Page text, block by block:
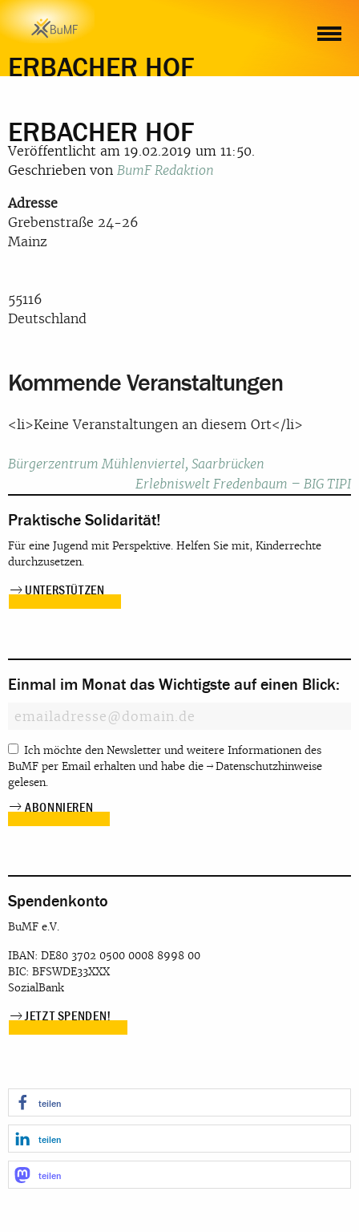
ERBACHER HOF
ERBACHER HOF
Veröffentlicht am 19.02.2019 um 11:50.
Geschrieben von BumF Redaktion
Adresse
Grebenstraße 24-26
Mainz
55116
Deutschland
Kommende Veranstaltungen
<li>Keine Veranstaltungen an diesem Ort</li>
Beitragsnavigation
Bürgerzentrum Mühlenviertel, Saarbrücken
Erlebniswelt Fredenbaum – BIG TIPI
Praktische Solidarität!
Für eine Jugend mit Perspektive. Helfen Sie mit, Kinderrechte
durchzusetzen.
UNTERSTÜTZEN
Einmal im Monat das Wichtigste auf einen Blick:
Ich möchte den Newsletter und weitere Informationen des
BuMF per Email erhalten und habe die
Datenschutzhinweise
gelesen.
Spendenkonto
BuMF e.V.
IBAN: DE80 3702 0500 0008 8998 00
BIC: BFSWDE33XXX
SozialBank
JETZT SPENDEN!
teilen
teilen
teilen